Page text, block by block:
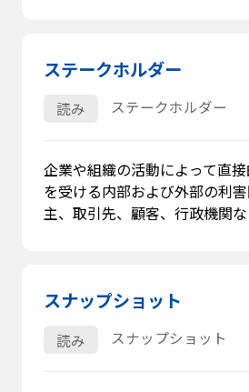
ステークホルダー
読み ステークホルダー
企業や組織の活動によって直
を受ける内部および外部の利
主、取引先、顧客、行政機関な
スナップショット
読み スナップショット